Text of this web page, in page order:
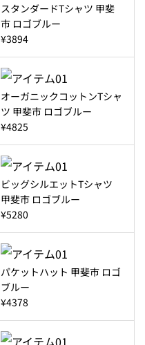
スタンダードTシャツ 甲斐
市 ロゴブルー
¥3894
オーガニックコットンTシャ
ツ 甲斐市 ロゴブルー
¥4825
ビッグシルエットTシャツ
甲斐市 ロゴブルー
¥5280
パケットハット 甲斐市 ロゴ
ブルー
¥4378